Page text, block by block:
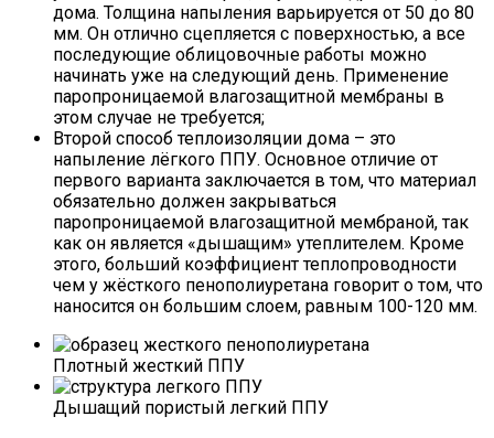
дома. Толщина напыления варьируется от 50 до 80
мм. Он отлично сцепляется с поверхностью, а все
последующие облицовочные работы можно
начинать уже на следующий день. Применение
паропроницаемой влагозащитной мембраны в
этом случае не требуется;
Второй способ теплоизоляции дома – это
напыление лёгкого ППУ. Основное отличие от
первого варианта заключается в том, что материал
обязательно должен закрываться
паропроницаемой влагозащитной мембраной, так
как он является «дышащим» утеплителем. Кроме
этого, больший коэффициент теплопроводности
чем у жёсткого пенополиуретана говорит о том, что
наносится он большим слоем, равным 100-120 мм.
Плотный жесткий ППУ
Дышащий пористый легкий ППУ